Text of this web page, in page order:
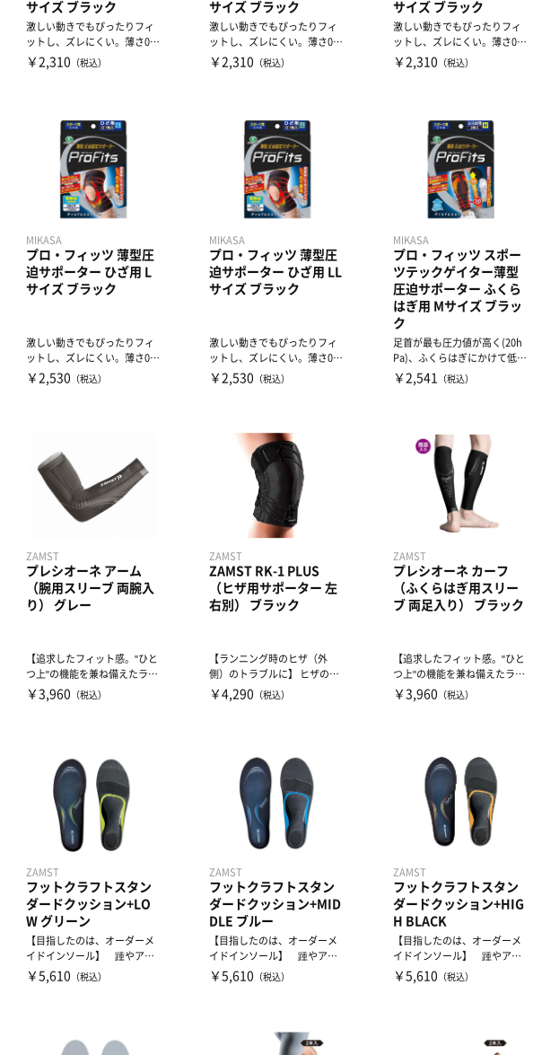
サイズ ブラック
激しい動きでもぴったりフィ
ットし、ズレにくい。薄さ0.6
mmなのにしっかり圧迫。...
￥2,310 （税込）
サイズ ブラック
激しい動きでもぴったりフィ
ットし、ズレにくい。薄さ0.6
mmなのにしっかり圧迫。...
￥2,310 （税込）
サイズ ブラック
激しい動きでもぴったりフィ
ットし、ズレにくい。薄さ0.6
mmなのにしっかり圧迫。...
￥2,310 （税込）
MIKASA
プロ・フィッツ 薄型圧
迫サポーター ひざ用 L
サイズ ブラック
激しい動きでもぴったりフィ
ットし、ズレにくい。薄さ0.6
mmなのにしっかり圧迫。...
￥2,530 （税込）
MIKASA
プロ・フィッツ 薄型圧
迫サポーター ひざ用 LL
サイズ ブラック
激しい動きでもぴったりフィ
ットし、ズレにくい。薄さ0.6
mmなのにしっかり圧迫。...
￥2,530 （税込）
MIKASA
プロ・フィッツ スポー
ツテックゲイター薄型
圧迫サポーター ふくら
はぎ用 Mサイズ ブラッ
ク
足首が最も圧力値が高く(20h
Pa)、ふくらはぎにかけて低く
なる(14hPa)段...
￥2,541 （税込）
ZAMST
プレシオーネ アーム
（腕用スリーブ 両腕入
り） グレー
【追求したフィット感。"ひと
つ上"の機能を兼ね備えたラン
ニング・ギア】フィット...
￥3,960 （税込）
ZAMST
ZAMST RK-1 PLUS
（ヒザ用サポーター 左
右別） ブラック
【ランニング時のヒザ（外
側）のトラブルに】 ヒザの外
側へ負担のかかる動きを制限
￥4,290 （税込）
ZAMST
プレシオーネ カーフ
（ふくらはぎ用スリー
ブ 両足入り） ブラック
【追求したフィット感。"ひと
つ上"の機能を兼ね備えたラン
ニング・ギア】フィット...
￥3,960 （税込）
ZAMST
フットクラフトスタン
ダードクッション+LO
W グリーン
【目指したのは、オーダーメ
イドインソール】 踵やアキ
レス腱周りへの負担を軽減...
￥5,610 （税込）
ZAMST
フットクラフトスタン
ダードクッション+MID
DLE ブルー
【目指したのは、オーダーメ
イドインソール】 踵やアキ
レス腱周りへの負担を軽減...
￥5,610 （税込）
ZAMST
フットクラフトスタン
ダードクッション+HIG
H BLACK
【目指したのは、オーダーメ
イドインソール】 踵やアキ
レス腱周りへの負担を軽減...
￥5,610 （税込）